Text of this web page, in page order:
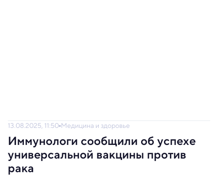
13.08.2025, 11:50 Медицина и здоровье
Иммунологи сообщили об успехе
универсальной вакцины против
рака